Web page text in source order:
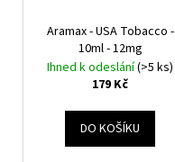
Aramax - USA Tobacco -
10ml - 12mg
Ihned k odeslání(>5 ks)
179 Kč
DO KOŠÍKU